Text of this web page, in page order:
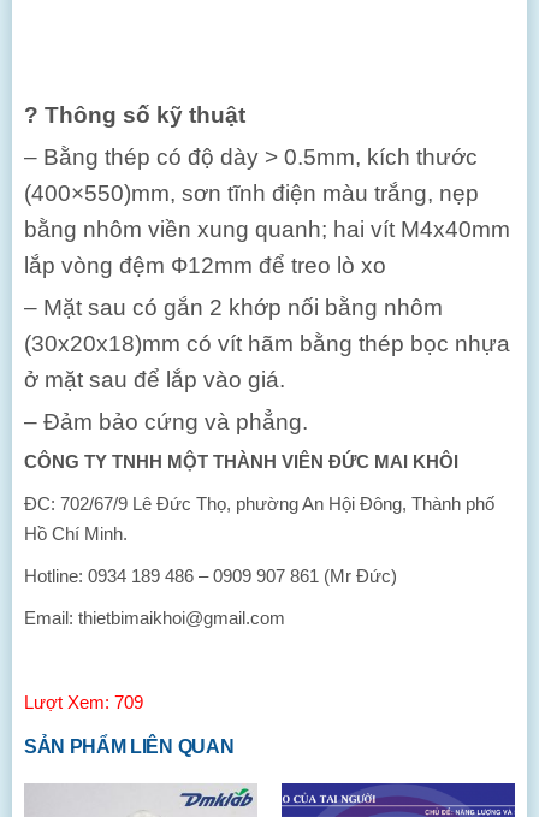
? Thông số kỹ thuật
– Bằng thép có độ dày > 0.5mm, kích thước
(400×550)mm, sơn tĩnh điện màu trắng, nẹp
bằng nhôm viền xung quanh; hai vít M4x40mm
lắp vòng đệm Ф12mm để treo lò xo
– Mặt sau có gắn 2 khớp nối bằng nhôm
(30x20x18)mm có vít hãm bằng thép bọc nhựa
ở mặt sau để lắp vào giá.
– Đảm bảo cứng và phẳng.
CÔNG TY TNHH MỘT THÀNH VIÊN ĐỨC MAI KHÔI
ĐC: 702/67/9 Lê Đức Thọ, phường An Hội Đông, Thành phố
Hồ Chí Minh.
Hotline: 0934 189 486 – 0909 907 861 (Mr Đức)
Email: thietbimaikhoi@gmail.com
Lượt Xem: 709
SẢN PHẨM LIÊN QUAN